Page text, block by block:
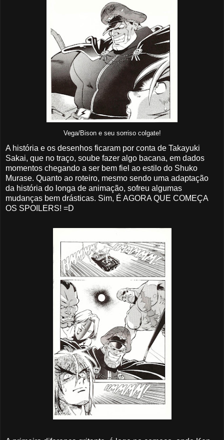
Vega/Bison e seu sorriso colgate!
A história e os desenhos ficaram por conta de Takayuki
Sakai, que no traço, soube fazer algo bacana, em dados
momentos chegando a ser bem fiel ao estilo do Shuko
Murase. Quanto ao roteiro, mesmo sendo uma adaptação
da história do longa de animação, sofreu algumas
mudanças bem drásticas. Sim, É AGORA QUE COMEÇA
OS SPOILERS! =D